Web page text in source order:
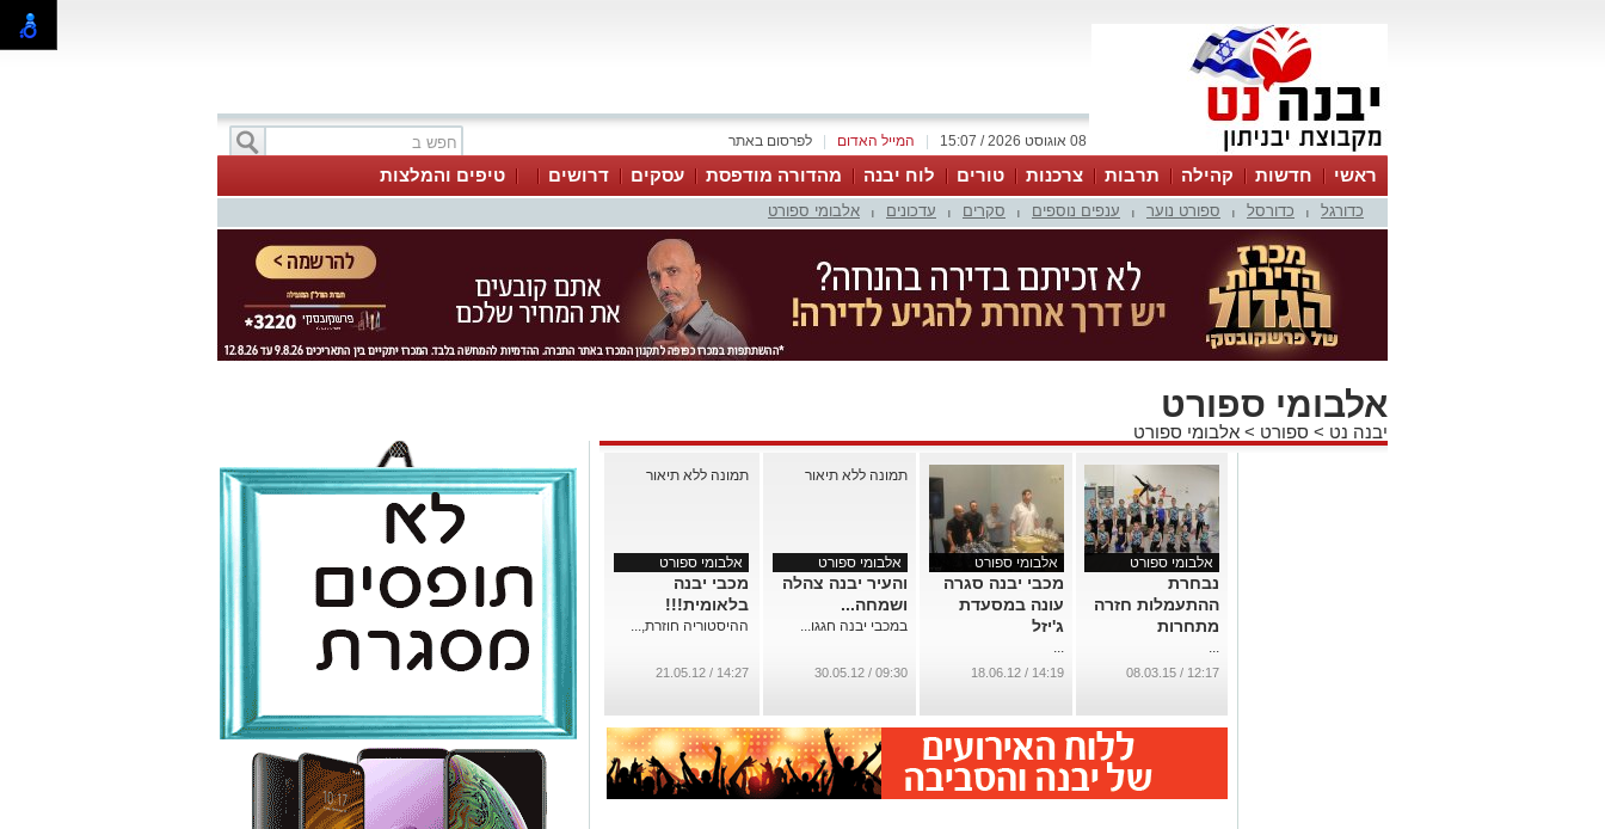
לפרסום באתר המייל האדום 08 אוגוסט 2026 / 15:07
ראשי חדשות קהילה תרבות צרכנות טורים לוח יבנה מהדורה מודפסת עסקים דרושים טיפים והמלצות
כדורגל כדורסל ספורט נוער ענפים נוספים סקרים עדכונים אלבומי ספורט
אלבומי ספורט
יבנה נט > ספורט > אלבומי ספורט
אלבומי ספורט
נבחרת
ההתעמלות חזרה
מתחרות
...
12:17 / 08.03.15
אלבומי ספורט
מכבי יבנה סגרה
עונה במסעדת
ג'יזל
...
14:19 / 18.06.12
אלבומי ספורט
והעיר יבנה צהלה
ושמחה...
במכבי יבנה חגגו...
09:30 / 30.05.12
אלבומי ספורט
מכבי יבנה
בלאומית!!!
ההיסטוריה חוזרת,...
14:27 / 21.05.12